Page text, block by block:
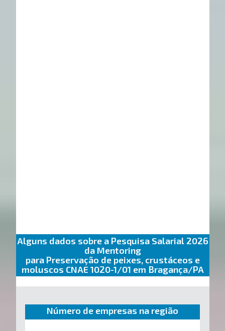
Alguns dados sobre a Pesquisa Salarial 2026
da Mentoring
para Preservação de peixes, crustáceos e
moluscos CNAE 1020-1/01 em Bragança/PA
Número de empresas na região